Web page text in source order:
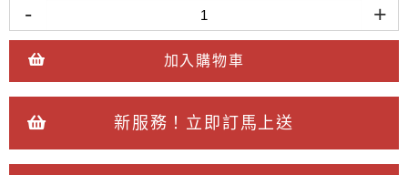
- +
加入購物車
新服務！立即訂馬上送